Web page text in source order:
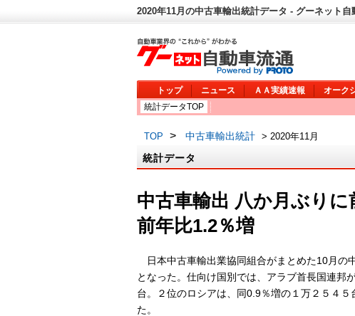
2020年11月の中古車輸出統計データ - グーネット自
トップ ニュース ＡＡ実績速報 オーク
統計データTOP
TOP > 中古車輸出統計 > 2020年11月
統計データ
中古車輸出 八か月ぶりに
前年比1.2％増
日本中古車輸出業協同組合がまとめた10月の
となった。仕向け国別では、アラブ首長国連邦
台。２位のロシアは、同0.9％増の１万２５４
た。